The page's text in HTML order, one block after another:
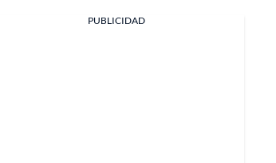
PUBLICIDAD